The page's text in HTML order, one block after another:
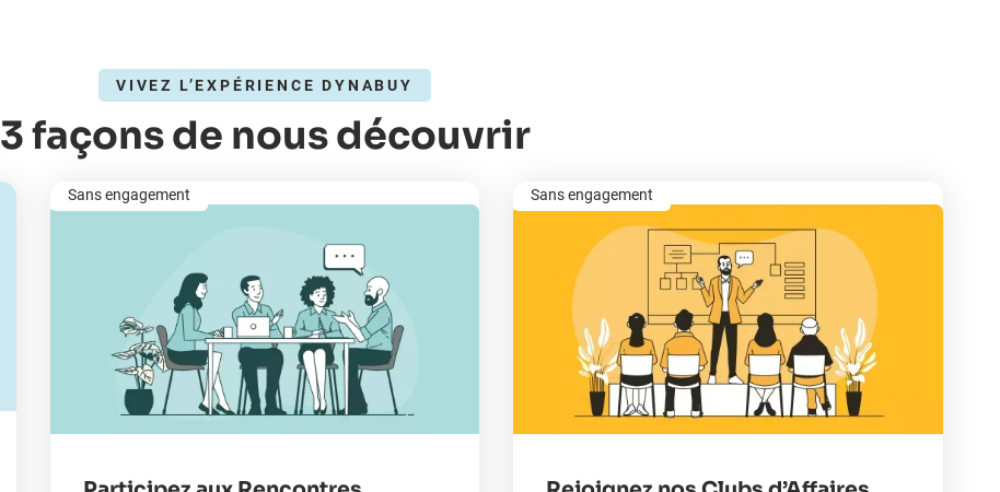
VIVEZ L’EXPÉRIENCE DYNABUY
3 façons de nous découvrir
Sans engagement Sans engagement